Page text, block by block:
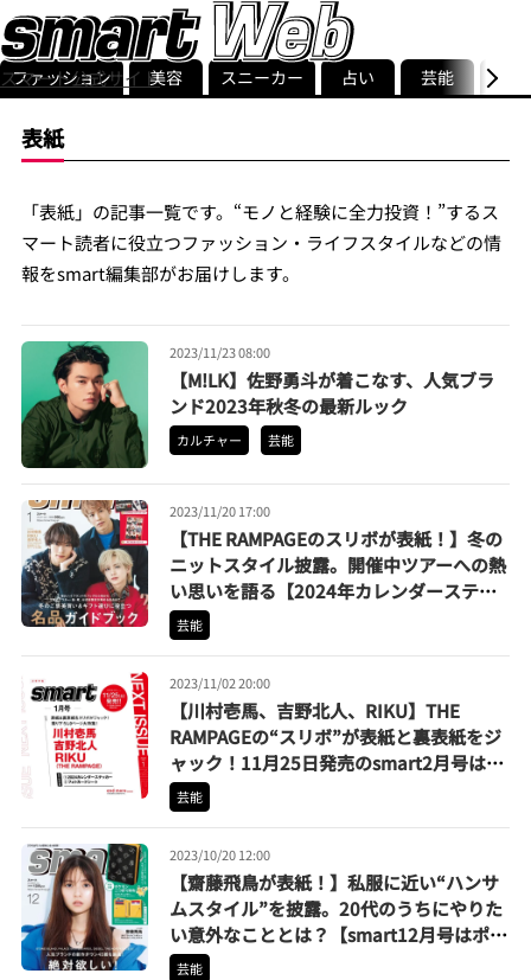
スマート公式サイト
smart最新号
記事一覧ランキング
ストリ
ファッション 美容 スニーカー 占い 芸能 グル
表紙
「表紙」の記事一覧です。“モノと経験に全力投資！”するス
マート読者に役立つファッション・ライフスタイルなどの情
報をsmart編集部がお届けします。
2023/11/23 08:00
【M!LK】佐野勇斗が着こなす、人気ブラ
ンド2023年秋冬の最新ルック
カルチャー 芸能
2023/11/20 17:00
【THE RAMPAGEのスリボが表紙！】冬の
ニットスタイル披露。開催中ツアーへの熱
い思いを語る【2024年カレンダーステッ
カー付き】
芸能
2023/11/02 20:00
【川村壱馬、吉野北人、RIKU】THE
RAMPAGEの“スリボ”が表紙と裏表紙をジ
ャック！11月25日発売のsmart2月号は予
約受付中
芸能
2023/10/20 12:00
【齋藤飛鳥が表紙！】私服に近い“ハンサ
ムスタイル”を披露。20代のうちにやりた
い意外なこととは？【smart12月号はポケ
モン付録も話題】
芸能